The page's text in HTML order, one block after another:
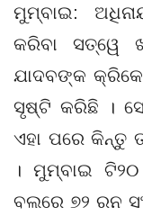
ମୁମ୍ବାଇ:
କରିବା ସତ୍ୱେ
ଯାଦବଙ୍କ
ସୃଷ୍ଟି କରିଛି ।
ଏହା ପରେ କିନ୍ତୁ
। ମୁମ୍ବାଇ
ବଲରେ ୭୨ ରନ